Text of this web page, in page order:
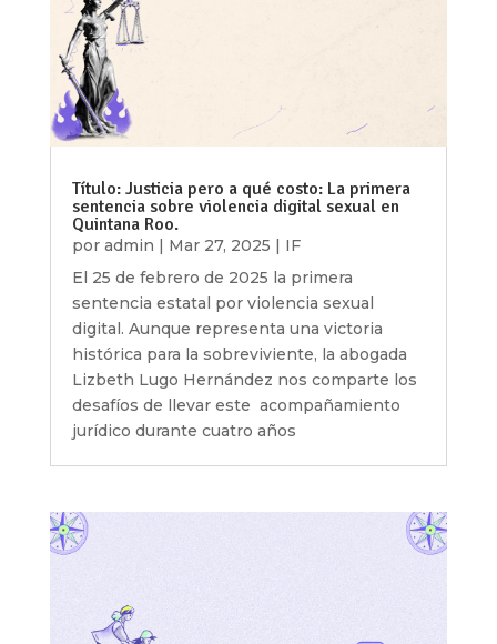
Título: Justicia pero a qué costo: La primera
sentencia sobre violencia digital sexual en
Quintana Roo.
por admin | Mar 27, 2025 | IF
El 25 de febrero de 2025 la primera
sentencia estatal por violencia sexual
digital. Aunque representa una victoria
histórica para la sobreviviente, la abogada
Lizbeth Lugo Hernández nos comparte los
desafíos de llevar este acompañamiento
jurídico durante cuatro años